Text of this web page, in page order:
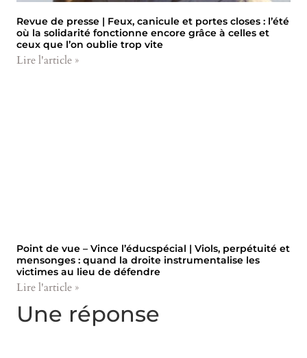
Revue de presse | Feux, canicule et portes closes : l’été
où la solidarité fonctionne encore grâce à celles et
ceux que l’on oublie trop vite
Lire l'article »
Point de vue – Vince l’éducspécial | Viols, perpétuité et
mensonges : quand la droite instrumentalise les
victimes au lieu de défendre
Lire l'article »
Une réponse